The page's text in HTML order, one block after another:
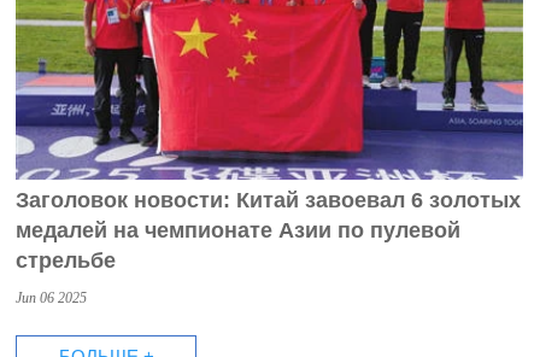
Заголовок новости: Китай завоевал 6 золотых
медалей на чемпионате Азии по пулевой
стрельбе
Jun 06 2025